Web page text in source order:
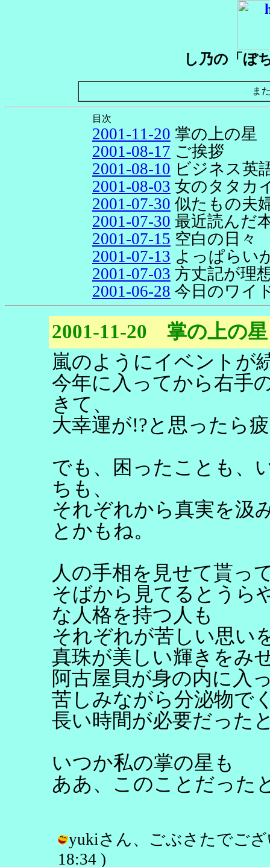
し乃の「ぼ
ま
目次
2001-11-20 掌の上の星
2001-08-17 ご挨拶
2001-08-10 ビジネス英
2001-08-03 女のタタカ
2001-07-30 似たもの夫
2001-07-30 最近読んだ
2001-07-15 空白の日々
2001-07-13 よっぱらい
2001-07-03 方丈記が理
2001-06-28 今日のワイ
2001-11-20 掌の上の星
嵐のようにイベントが
今年に入ってから右手
きて、
大幸運が!?と思ったら
でも、困ったことも、
ちも、
それぞれから真実を汲
とかもね。
人の手相を見せて貰っ
そばから見てるとうら
な人格を持つ人も
それぞれが苦しい思い
真珠が美しい輝きをみ
阿古屋貝が身の内に入
苦しみながら分泌物で
長い時間が必要だった
いつか私の掌の星も
ああ、このことだった
yukiさん、ごぶさたでござ
18:34 )